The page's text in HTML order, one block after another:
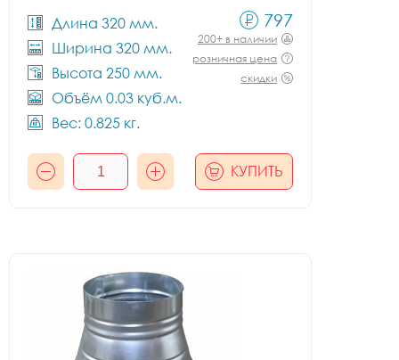
Длина 320 мм.
Ширина 320 мм.
Высота 250 мм.
Объём 0.03 куб.м.
Вес: 0.825 кг.
797
200+ в наличии
розничная цена
скидки
КУПИТЬ